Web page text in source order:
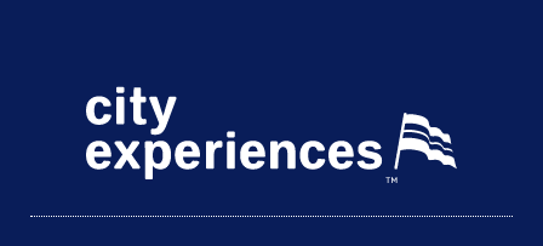
Dîner croisière sur la rivière Chicago | City Cruises™
Dîner en bateau pour la fête des mères sur le lac Michigan
Dîner-croisière en première classe sur la rivière Chicago